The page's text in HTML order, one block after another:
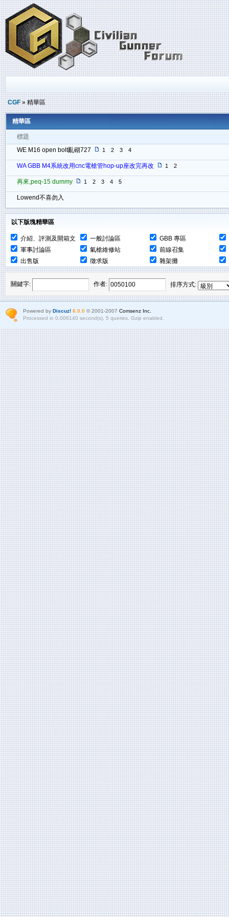
CGF» 精華區
精華區
標題
WE M16 open bolt亂砌727
1 2 3 4
WA GBB M4系統改用cnc電槍管hop-up座改完再改 1 2
再來,peq-15 dummy 1 2 3 4 5
Lowend不喜勿入
以下版塊精華區
介紹、評測及開箱文 一般討論區 GBB 專區
軍事討論區
氣槍維修站 前線召集
出售版
徵求版 雜架攤
關鍵字: 作者: 排序方式:
Powered by Discuz! 6.0.0© 2001-2007 Comsenz Inc.
Processed in 0.006140 second(s), 5 queries, Gzip enabled.